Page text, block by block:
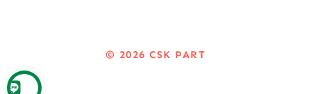
© 2026CSK PART